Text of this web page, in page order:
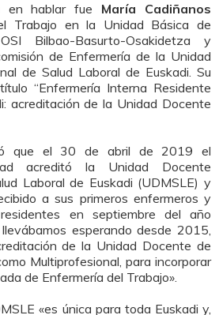
en hablar fue María Cadiñanos
Trabajo en la Unidad Básica de
Bilbao-Basurto-Osakidetza y
de Enfermería de la Unidad
de Salud Laboral de Euskadi. Su
“Enfermería Interna Residente
acreditación de la Unidad Docente
que el 30 de abril de 2019 el
acreditó la Unidad Docente
Laboral de Euskadi (UDMSLE) y
a sus primeros enfermeros y
en septiembre del año
esperando desde 2015,
de la Unidad Docente de
Multiprofesional, para incorporar
de Enfermería del Trabajo».
«es única para toda Euskadi y,